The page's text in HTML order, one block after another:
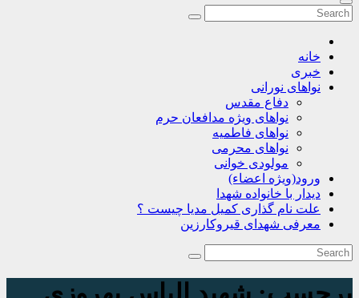
خانه
خبری
نواهای نورانی
دفاع مقدس
نواهای ویژه مدافعان حرم
نواهای فاطمیه
نواهای محرمی
مولودی خوانی
ورود(ویژه اعضاء)
دیدار با خانواده شهدا
علت نام گذاری کمیل مدیا چیست ؟
معرفی شهدای قیروکارزین